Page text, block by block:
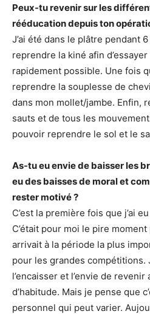
Peux-tu revenir sur les
rééducation depuis ton
J’ai été dans le plâtre pendant
reprendre la kiné afin
rapidement possible. Une fois
reprendre la souplesse de
dans mon mollet/jambe. Enfin,
sauts et de tous les
pouvoir reprendre le sol et le
As-tu eu envie de baisser les
eu des baisses de moral et
rester motivé ?
C’est la première fois que j’ai
C’était pour moi le pire
arrivait à la période la plus
pour les grandes compétitions.
l’encaisser et l’envie de
d’habitude. Mais je pense que
personnel qui peut varier.